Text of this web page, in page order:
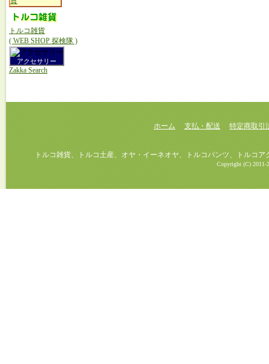
トルコ雑貨
( WEB SHOP 探検隊 )
アクセサリー
Zakka Search
ホーム 支払・配送 特定商取引
トルコ雑貨、トルコ土産、オヤ・イーネオヤ、トルコパンツ、トルコアク
Copyright (C) 2011-